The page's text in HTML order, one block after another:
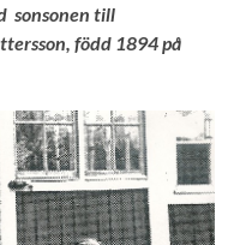
sonsonen till
född 1894 på